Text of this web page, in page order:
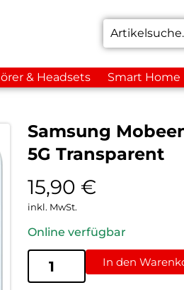
& Headsets Smart Home
Samsung
5G Transparent
15,90 €
inkl. MwSt.
Online verfügbar
In den